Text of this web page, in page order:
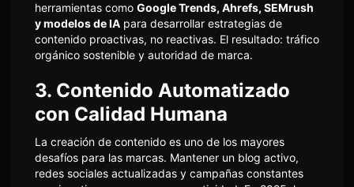
herramientas como Google Trends, Ahrefs, SEMrush
y modelos de IApara desarrollar estrategias de
contenido proactivas, no reactivas. El resultado: tráfico
orgánico sostenible y autoridad de marca.
3. Contenido Automatizado
con Calidad Humana
La creación de contenido es uno de los mayores
desafíos para las marcas. Mantener un blog activo,
redes sociales actualizadas y campañas constantes